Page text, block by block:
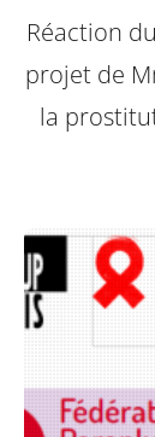
Réaction
projet de
la